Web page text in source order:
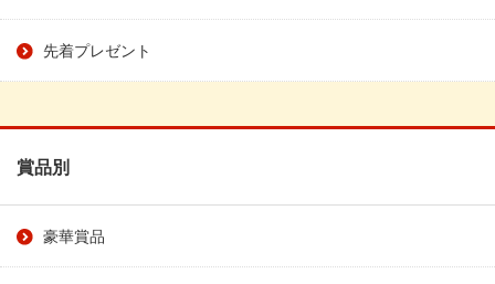
先着プレゼント
賞品別
豪華賞品